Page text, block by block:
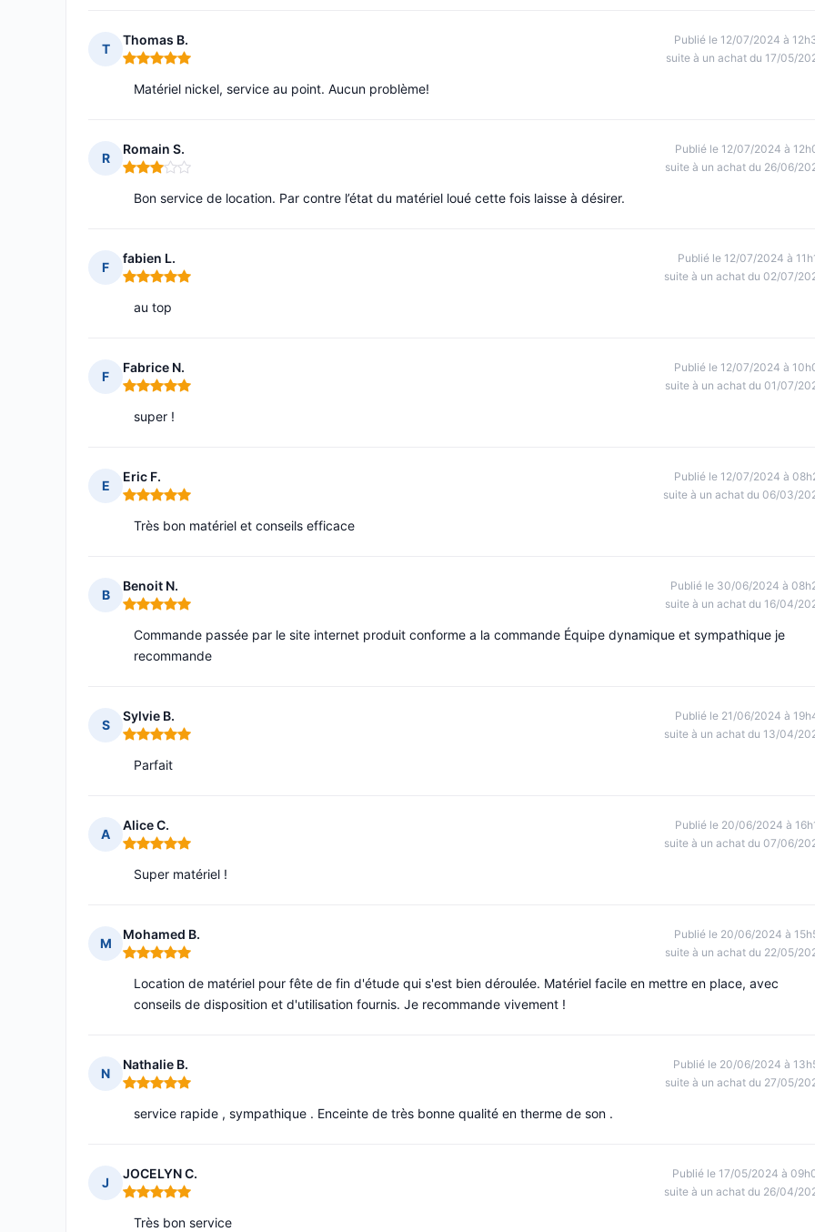
T
Thomas B.
Note : 5 sur 5
Publié le 12/07/2024 à
suite à un achat du 17/05/
Matériel nickel, service au point. Aucun problème!
R
Romain S.
Note : 3 sur 5
Publié le 12/07/2024 à
suite à un achat du 26/06/
Bon service de location. Par contre l’état du matériel loué cette fois laisse à désirer.
F
fabien L.
Note : 5 sur 5
Publié le 12/07/2024 à
suite à un achat du 02/07/
au top
F
Fabrice N.
Note : 5 sur 5
Publié le 12/07/2024 à
suite à un achat du 01/07/
super !
E
Eric F.
Note : 5 sur 5
Publié le 12/07/2024 à
suite à un achat du 06/03/
Très bon matériel et conseils efficace
B
Benoit N.
Note : 5 sur 5
Publié le 30/06/2024 à
suite à un achat du 16/04/
Commande passée par le site internet produit conforme a la commande Équipe dynamique et sympathique je
recommande
S
Sylvie B.
Note : 5 sur 5
Publié le 21/06/2024 à
suite à un achat du 13/04/
Parfait
A
Alice C.
Note : 5 sur 5
Publié le 20/06/2024 à
suite à un achat du 07/06/
Super matériel !
M
Mohamed B.
Note : 5 sur 5
Publié le 20/06/2024 à
suite à un achat du 22/05/
Location de matériel pour fête de fin d'étude qui s'est bien déroulée. Matériel facile en mettre en place, avec
conseils de disposition et d'utilisation fournis. Je recommande vivement !
N
Nathalie B.
Note : 5 sur 5
Publié le 20/06/2024 à
suite à un achat du 27/05/
service rapide , sympathique . Enceinte de très bonne qualité en therme de son .
J
JOCELYN C.
Note : 5 sur 5
Publié le 17/05/2024 à
suite à un achat du 26/04/
Très bon service